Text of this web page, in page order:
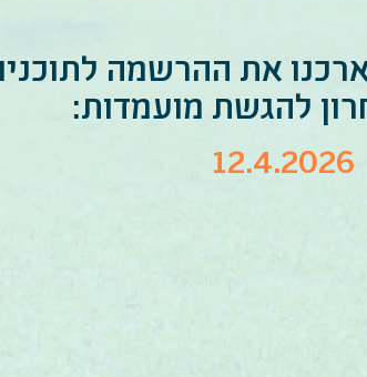
את ההרשמה
להגשת מועמדות:
12.4.2026